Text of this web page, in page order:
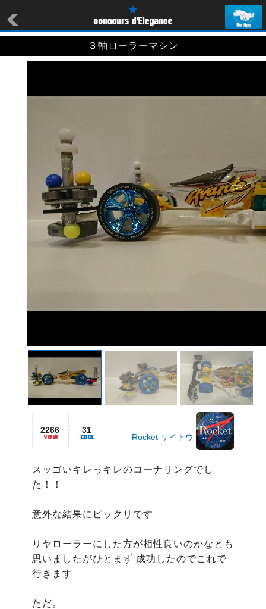
３軸ローラーマシン
2266 31
Rocket サイトウ
スッゴいキレっキレのコーナリングでし
た！！
意外な結果にビックリです
リヤローラーにした方が相性良いのかなとも
思いましたがひとまず 成功したのでこれで
行きます
ただ。